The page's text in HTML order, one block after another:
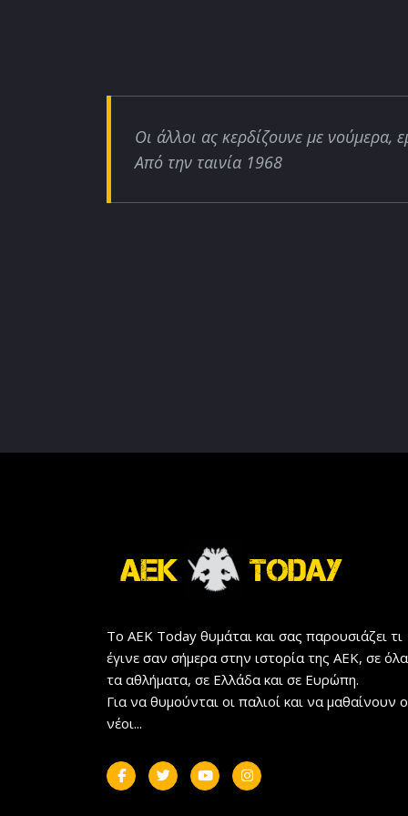
Οι άλλοι ας κερδίζουνε με νούμερα,
Από την ταινία 1968
Το AEK Today θυμάται και σας παρουσιάζει τι
έγινε σαν σήμερα στην ιστορία της ΑΕΚ, σε όλα
τα αθλήματα, σε Ελλάδα και σε Ευρώπη.
Για να θυμούνται οι παλιοί και να μαθαίνουν
νέοι...